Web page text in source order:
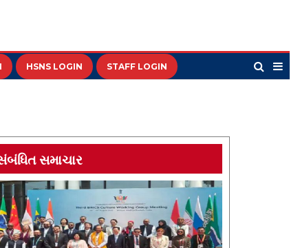
HSNS LOGIN STAFF LOGIN
સમાચાર